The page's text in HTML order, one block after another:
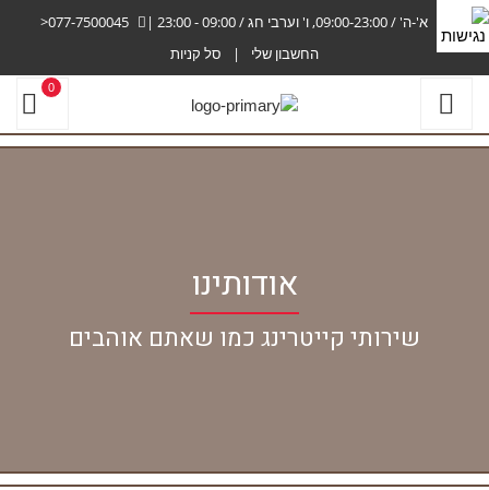
א'-ה' / 09:00-23:00, ו' וערבי חג / 09:00 - 23:00 |
077-7500045<
החשבון שלי
סל קניות
0
אודותינו
שירותי קייטרינג כמו שאתם אוהבים